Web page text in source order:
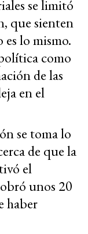
se limitó
que sienten
lo mismo.
como
de las
en el
se toma lo
de que la
el
unos 20
haber